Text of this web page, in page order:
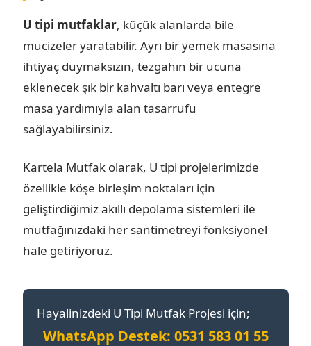
U tipi mutfaklar, küçük alanlarda bile
mucizeler yaratabilir. Ayrı bir yemek masasına
ihtiyaç duymaksızın, tezgahın bir ucuna
eklenecek şık bir kahvaltı barı veya entegre
masa yardımıyla alan tasarrufu
sağlayabilirsiniz.
Kartela Mutfak olarak, U tipi projelerimizde
özellikle köşe birleşim noktaları için
geliştirdiğimiz akıllı depolama sistemleri ile
mutfağınızdaki her santimetreyi fonksiyonel
hale getiriyoruz.
Hayalinizdeki U Tipi Mutfak Projesi için;
WhatsApp Destek: 0531 583 01 55